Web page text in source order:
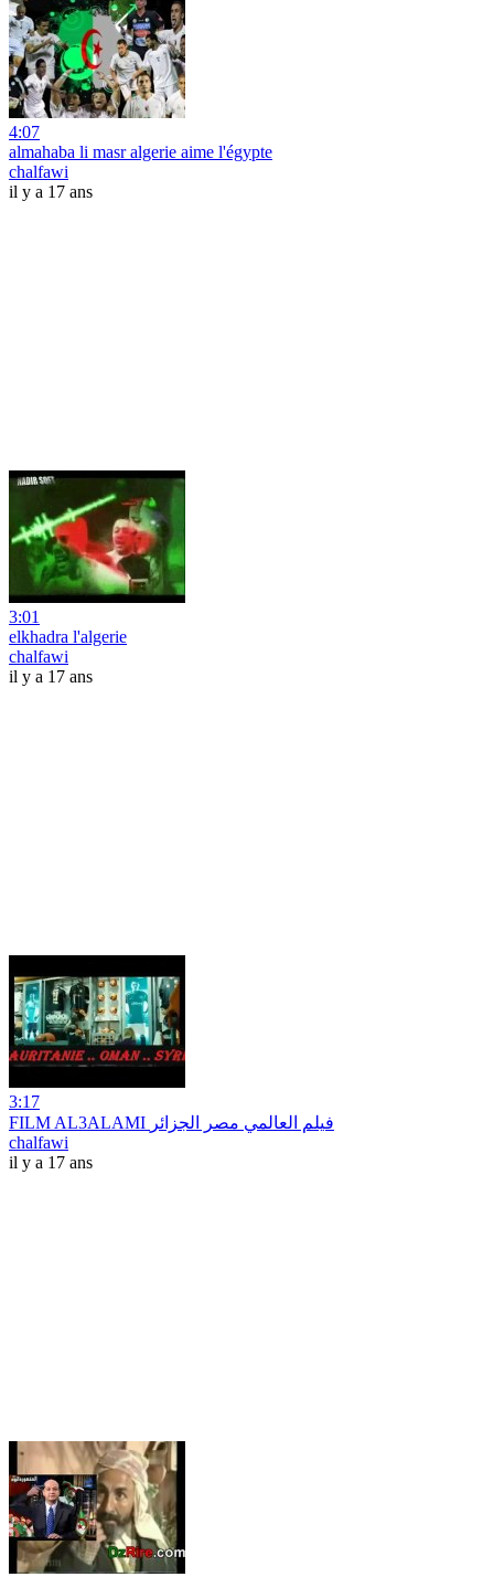
4:07
almahaba li masr algerie aime l'égypte
chalfawi
il y a 17 ans
3:01
elkhadra l'algerie
chalfawi
il y a 17 ans
3:17
FILM AL3ALAMI فيلم العالمي مصر الجزائر
chalfawi
il y a 17 ans